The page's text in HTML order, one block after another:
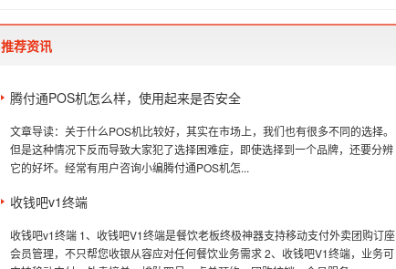
推荐资讯
腾付通POS机怎么样，使用起来是否安全
文章导读：关于什么POS机比较好，其实在市场上，我们也有很多不同的选择。
但是这种情况下反而导致大家犯了选择困难症，即使选择到一个品牌，还要分辨
它的好坏。经常有用户咨询小编腾付通POS机怎...
收钱吧v1终端
收钱吧v1终端 1、收钱吧V1终端是餐饮老板终极神器支持移动支付外卖团购订座
会员管理，不只帮您收银从容应对任何餐饮业务需求 2、收钱吧V1终端，业务可